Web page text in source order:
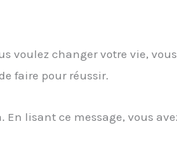
voulez changer votre vie,
faire pour réussir.
lisant ce message, vous